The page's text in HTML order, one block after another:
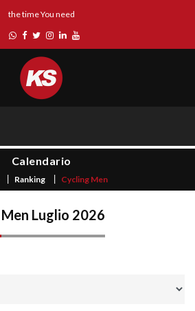
the time You need
Calendario
Ranking Cycling Men
Luglio 2026